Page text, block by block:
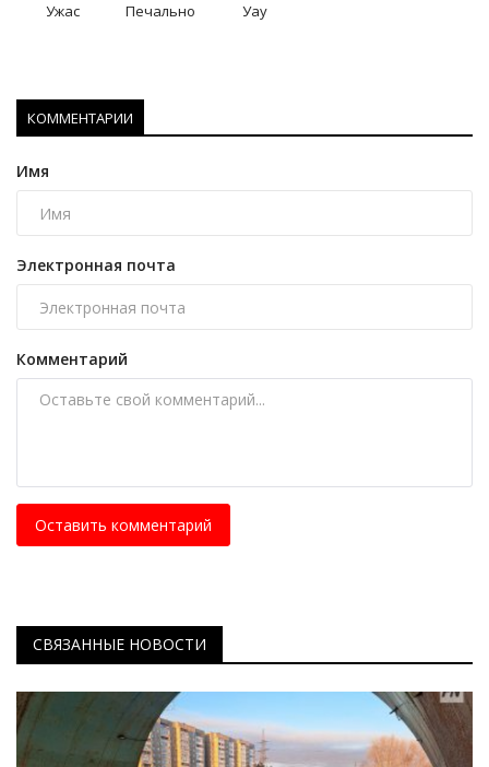
Ужас Печально Уау
КОММЕНТАРИИ
Имя
Электронная почта
Комментарий
Оставить комментарий
СВЯЗАННЫЕ НОВОСТИ